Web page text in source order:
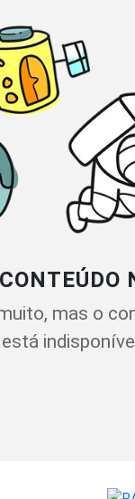
CONTEÚDO
mas o